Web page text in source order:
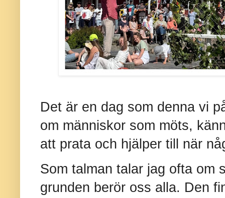
Det är en dag som denna vi
om människor som möts,
att prata och hjälper till när
Som talman talar jag ofta om
grunden berör oss alla. Den